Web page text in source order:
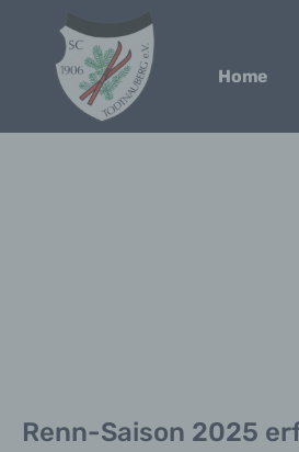
Home
Renn-Saison 2025